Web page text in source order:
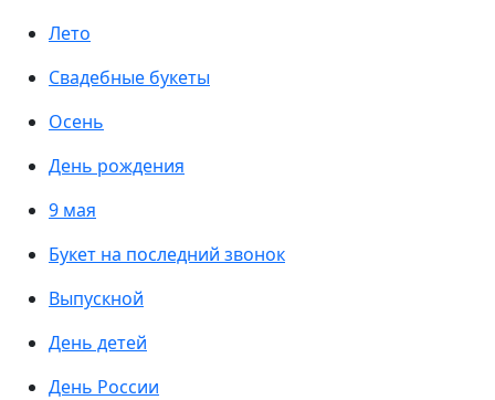
Лето
Свадебные букеты
Осень
День рождения
9 мая
Букет на последний звонок
Выпускной
День детей
День России